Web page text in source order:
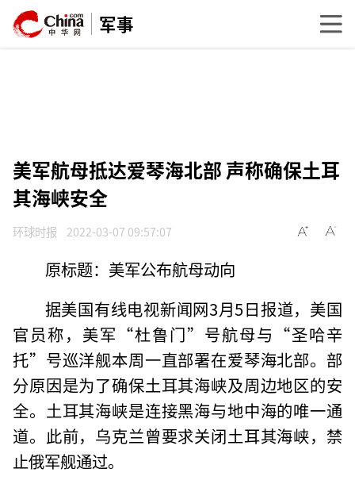
军事
美军航母抵达爱琴海北部 声称确保土耳
其海峡安全
环球时报 2022-03-07 09:57:07
原标题：美军公布航母动向
据美国有线电视新闻网3月5日报道，美国
官员称，美军“杜鲁门”号航母与“圣哈辛
托”号巡洋舰本周一直部署在爱琴海北部。部
分原因是为了确保土耳其海峡及周边地区的安
全。土耳其海峡是连接黑海与地中海的唯一通
道。此前，乌克兰曾要求关闭土耳其海峡，禁
止俄军舰通过。